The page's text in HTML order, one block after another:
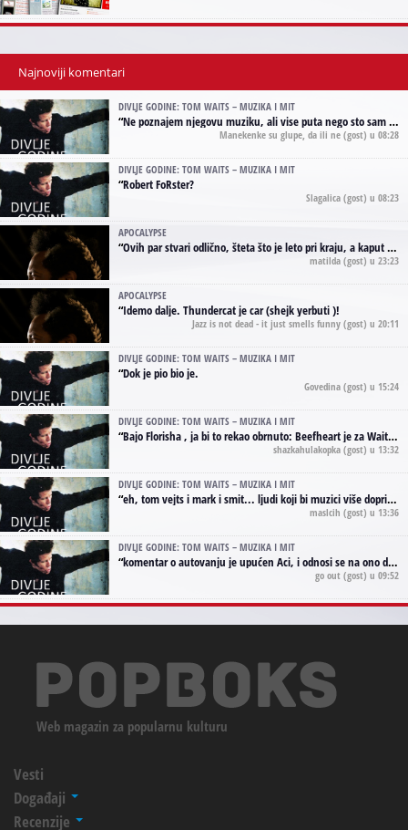
Najnoviji komentari
DIVLJE GODINE: TOM WAITS – MUZIKA I MIT
“Ne poznajem njegovu muziku, ali vise puta nego sto sam to zazeleo gledao sam njegove umjetnicke slike na raznim stranama interneta. Te stoga zakljucujem da je Tom Waits Lady Gaga muzike namrstenih, ma
Manekenke su glupe, da ili ne (gost) u 08:28
DIVLJE GODINE: TOM WAITS – MUZIKA I MIT
“Robert FoRster?
Slagalica (gost) u 08:23
APOCALYPSE
“Ovih par stvari odlično, šteta što je leto pri kraju, a kaput koji te vervoatno podseća na pirotski ćilim je iz tradicije Navaho indijanaca ;)
matilda (gost) u 23:23
APOCALYPSE
“Idemo dalje. Thundercat je car (shejk yerbuti )!
Jazz is not dead - it just smells funny (gost) u 20:11
DIVLJE GODINE: TOM WAITS – MUZIKA I MIT
“Dok je pio bio je.
Govedina (gost) u 15:24
DIVLJE GODINE: TOM WAITS – MUZIKA I MIT
“Bajo Florisha , ja bi to rekao obrnuto: Beefheart je za Waitsa, isto sto i Hendrix za Lenny Kravitza
shazkahulakopka (gost) u 13:32
DIVLJE GODINE: TOM WAITS – MUZIKA I MIT
“eh, tom vejts i mark i smit... ljudi koji bi muzici više doprineli da su radili kao vozači tramvaja u gsp-u.
maslcih (gost) u 13:36
DIVLJE GODINE: TOM WAITS – MUZIKA I MIT
“komentar o autovanju je upućen Aci, i odnosi se na ono drugo autovanje...'senzualnost Waitsa' ;)
go out (gost) u 09:52
Web magazin za popularnu kulturu
Vesti
Događaji
Recenzije